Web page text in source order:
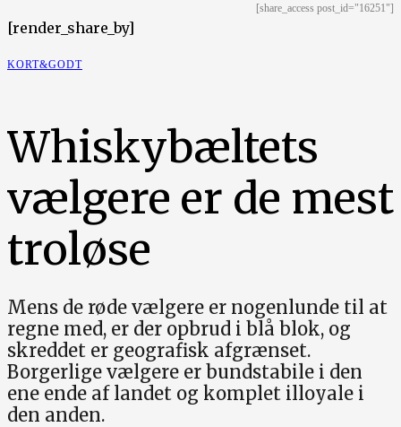
[share_access post_id="16251"]
[render_share_by]
KORT&GODT
Whiskybæltets
vælgere er de mest
troløse
Mens de røde vælgere er nogenlunde til at
regne med, er der opbrud i blå blok, og
skreddet er geografisk afgrænset.
Borgerlige vælgere er bundstabile i den
ene ende af landet og komplet illoyale i
den anden.